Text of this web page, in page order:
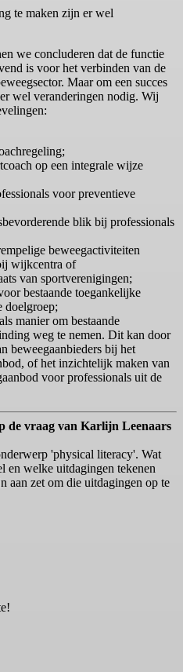
te maken zijn er wel
we concluderen dat de functie
is voor het verbinden van de
Maar om een succes
wel veranderingen nodig. Wij
op een integrale wijze
voor preventieve
blik bij professionals
beweegactiviteiten
wijkcentra of
van sportverenigingen;
bestaande toegankelijke
doelgroep;
manier om bestaande
weg te nemen. Dit kan door
beweegaanbieders bij het
of het inzichtelijk maken van
voor professionals uit de
de vraag van Karlijn Leenaars
'physical literacy'. Wat
en welke uitdagingen tekenen
aan zet om die uitdagingen op te